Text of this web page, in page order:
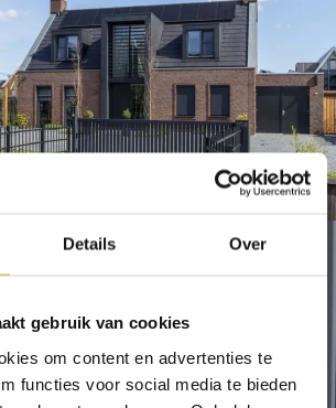
Details Over
gebruik van cookies
om content en advertenties te
functies voor social media te bieden